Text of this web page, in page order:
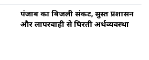
पंजाब का बिजली संकट, सुस्त प्रशासन
और लापरवाही से घिरती अर्थव्यवस्था